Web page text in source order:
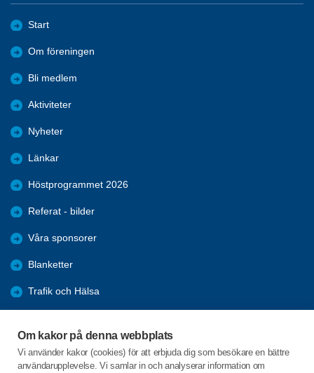
Om kakor på denna webbplats
Vi använder kakor (cookies) för att erbjuda dig som besökare en bättre
användarupplevelse. Vi samlar in och analyserar information om
Start
Om föreningen
Bli medlem
Aktiviteter
Nyheter
Länkar
Höstprogrammet 2026
Referat - bilder
Våra sponsorer
Blanketter
Trafik och Hälsa
Föreningars öppna aktiviteter